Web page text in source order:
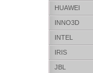
HUAWEI
INNO3D
INTEL
IRIS
JBL